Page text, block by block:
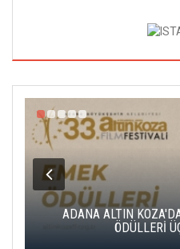
ADANA ALTIN
ÖDÜLLERİ